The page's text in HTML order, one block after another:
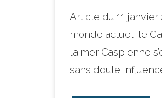
Article du 11
monde actuel, le
la mer Caspienne
sans doute